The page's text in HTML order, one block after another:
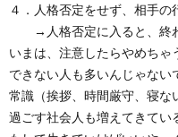
４．人格否定をせず、相手の
→人格否定に入ると、終わ
いまは、注意したらやめち
できない人も多いんじゃな
常識（挨拶、時間厳守、寝な
過ごす社会人も増えてきてい